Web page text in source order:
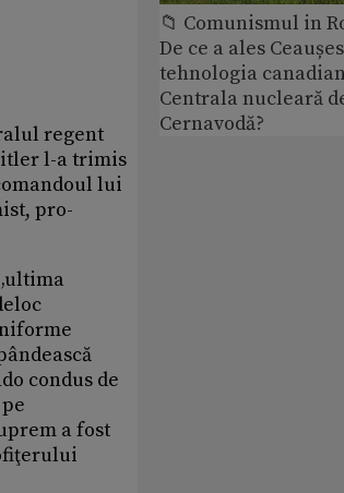
regent
l-a trimis
lui
pro-
condus de
a fost
📁 Comunismul in
De ce a ales
tehnologia
Centrala nucleară
Cernavodă?